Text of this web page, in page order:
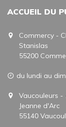
ACCUEIL DU
Commercy -
Stanislas
55200
du lundi au
Vaucouleurs -
Jeanne d'Arc
55140